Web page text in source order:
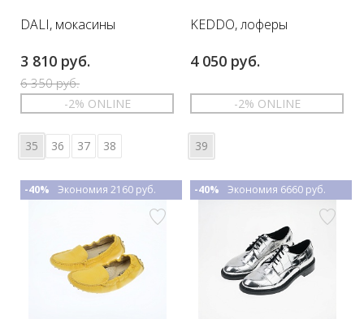
DALI, мокасины
3 810 руб.
6 350 руб.
-2% ONLINE
35 36 37 38
KEDDO, лоферы
4 050 руб.
-2% ONLINE
39
-40% Экономия 2160 руб. -40% Экономия 6660 руб.